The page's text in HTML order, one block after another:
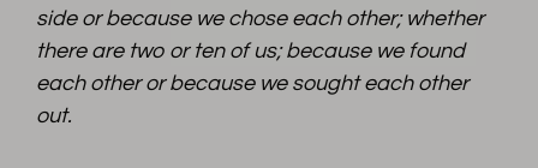
side or because we chose each other; whether
there are two or ten of us; because we found
each other or because we sought each other
out.